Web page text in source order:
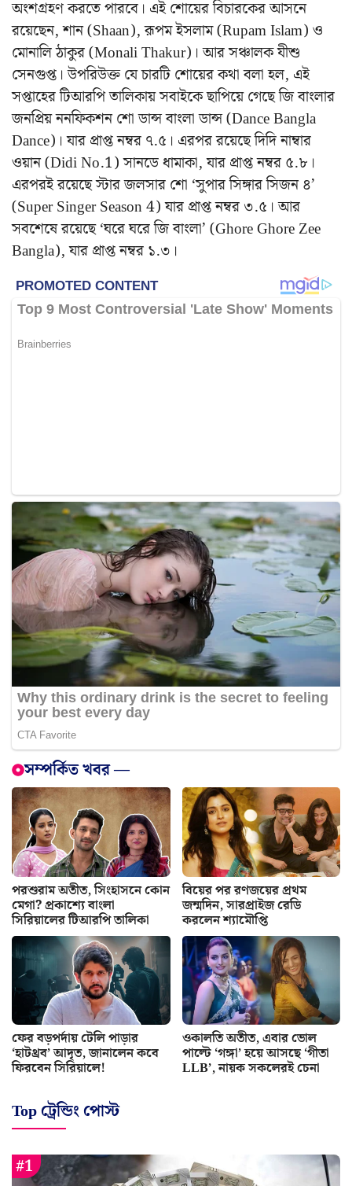
অংশগ্রহণ করতে পারবে। এই শোয়ের বিচারকের আসনে
রয়েছেন, শান (Shaan), রূপম ইসলাম (Rupam Islam) ও
মোনালি ঠাকুর (Monali Thakur)। আর সঞ্চালক যীশু
সেনগুপ্ত। উপরিউক্ত যে চারটি শোয়ের কথা বলা হল, এই
সপ্তাহের টিআরপি তালিকায় সবাইকে ছাপিয়ে গেছে জি বাংলার
জনপ্রিয় ননফিকশন শো ডান্স বাংলা ডান্স (Dance Bangla
Dance)। যার প্রাপ্ত নম্বর ৭.৫। এরপর রয়েছে দিদি নাম্বার
ওয়ান (Didi No.1) সানডে ধামাকা, যার প্রাপ্ত নম্বর ৫.৮।
এরপরই রয়েছে স্টার জলসার শো ‘সুপার সিঙ্গার সিজন ৪’
(Super Singer Season 4) যার প্রাপ্ত নম্বর ৩.৫। আর
সবশেষে রয়েছে ‘ঘরে ঘরে জি বাংলা’ (Ghore Ghore Zee
Bangla), যার প্রাপ্ত নম্বর ১.৩।
সম্পর্কিত খবর —
পরশুরাম অতীত, সিংহাসনে কোন
মেগা? প্রকাশ্যে বাংলা
সিরিয়ালের টিআরপি তালিকা
বিয়ের পর রণজয়ের প্রথম
জন্মদিন, সারপ্রাইজ রেডি
করলেন শ্যামৌপ্তি
ফের বড়পর্দায় টেলি পাড়ার
‘হাটথ্রব’ আদৃত, জানালেন কবে
ফিরবেন সিরিয়ালে!
ওকালতি অতীত, এবার ভোল
পাল্টে ‘গঙ্গা’ হয়ে আসছে ‘গীতা
LLB’, নায়ক সকলেরই চেনা
Top ট্রেন্ডিং পোস্ট